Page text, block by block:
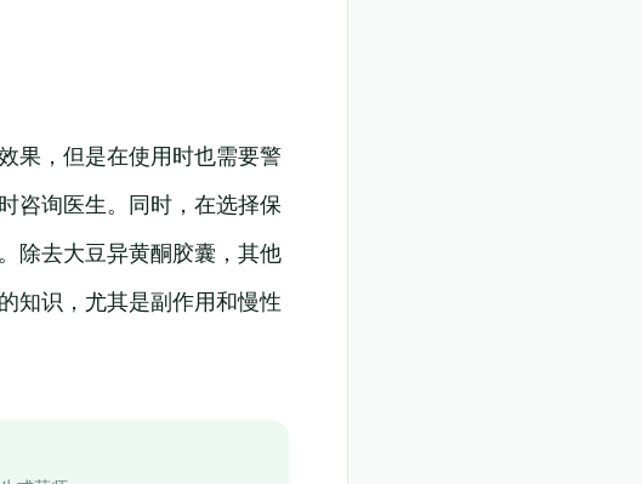
果，但是在使用时也需要警
咨询医生。同时，在选择保
除去大豆异黄酮胶囊，其他
知识，尤其是副作用和慢性